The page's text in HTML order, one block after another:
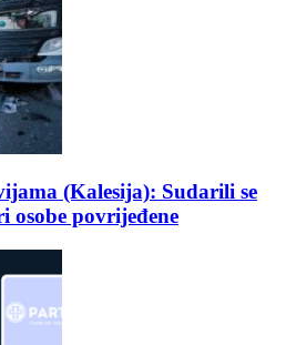
(Kalesija): Sudarili se
povrijeđene